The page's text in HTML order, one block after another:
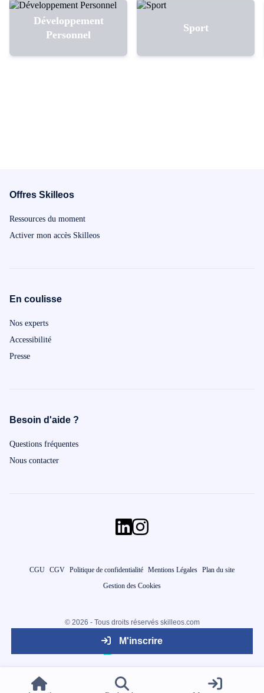
Développement
Personnel
Sport
M'inscrire
Offres Skilleos
Ressources du moment
Activer mon accès Skilleos
En coulisse
Nos experts
Accessibilité
Presse
Besoin d'aide ?
Questions fréquentes
Nous contacter
CGU CGV Politique de confidentialité Mentions Légales Plan du site
Gestion des Cookies
© 2026 - Tous droits réservés skilleos.com